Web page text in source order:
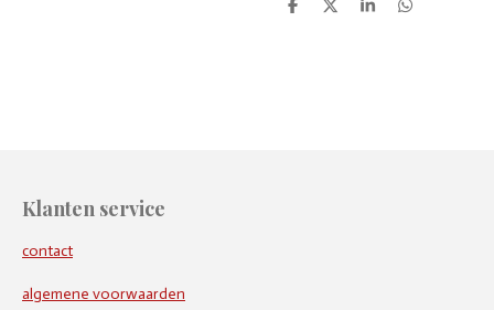
D
D
S
D
Klanten service
contact
algemene voorwaarden